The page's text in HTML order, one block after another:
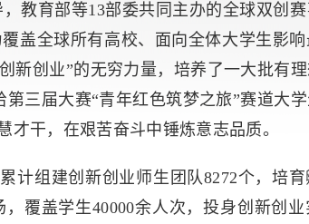
教育部等13部委共同主办的全球双创赛
盖全球所有高校、面向全体大学生影响
新创业”的无穷力量，培养了一大批有
三届大赛“青年红色筑梦之旅”赛道大
干，在艰苦奋斗中锤炼意志品质。
计组建创新创业师生团队8272个，培
覆盖学生40000余人次，投身创新创